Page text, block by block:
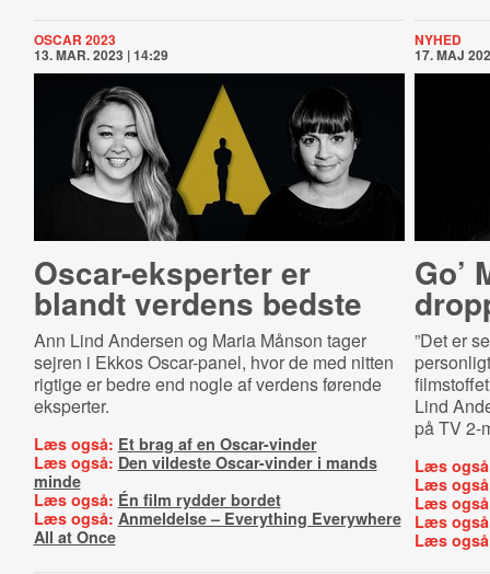
OSCAR 2023
13. MAR. 2023 | 14:29
Oscar-​eks­per­ter er
blandt verdens bedste
Ann Lind Andersen og Maria Månson tager
sejren i Ekkos Oscar-panel, hvor de med nitten
rigtige er bedre end nogle af verdens førende
eksperter.
Læs også: Et brag af en Oscar-vinder
Læs også: Den vildeste Oscar-vinder i mands
minde
Læs også: Én film rydder bordet
Læs også: Anmeldelse – Everything Everywhere
All at Once
NYHED
17. MAJ
Go’
”Det er
Lind
på TV 2-
Læs
Læs
Læs
Læs
Læs